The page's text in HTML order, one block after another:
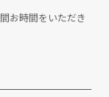
お時間をいただき